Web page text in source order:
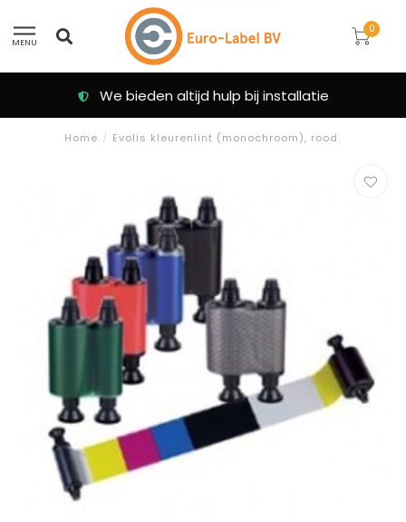
MENU
0
We bieden altijd hulp bij installatie
Home / Evolis kleurenlint (monochroom), rood